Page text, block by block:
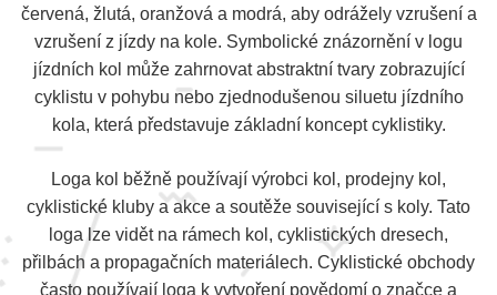
červená, žlutá, oranžová a modrá, aby odrážely vzrušení a
vzrušení z jízdy na kole. Symbolické znázornění v logu
jízdních kol může zahrnovat abstraktní tvary zobrazující
cyklistu v pohybu nebo zjednodušenou siluetu jízdního
kola, která představuje základní koncept cyklistiky.
Loga kol běžně používají výrobci kol, prodejny kol,
cyklistické kluby a akce a soutěže související s koly. Tato
loga lze vidět na rámech kol, cyklistických dresech,
přilbách a propagačních materiálech. Cyklistické obchody
často používají loga k vytvoření povědomí o značce a